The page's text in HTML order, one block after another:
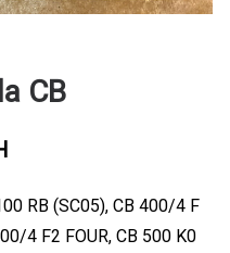
CB
RB (SC05), CB 400/4 F
4 F2 FOUR, CB 500 K0